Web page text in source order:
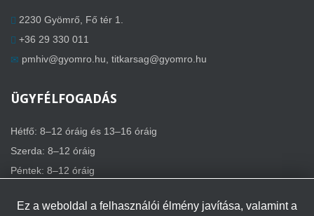
2230 Gyömrő, Fő tér 1.
+36 29 330 011
pmhiv@gyomro.hu titkarsag@gyomro.hu
ÜGYFÉLFOGADÁS
Hétfő: 8–12 óráig és 13–16 óráig
Szerda: 8–12 óráig
Péntek: 8–12 óráig
Ez a weboldal a felhasználói élmény javítása, valamint a